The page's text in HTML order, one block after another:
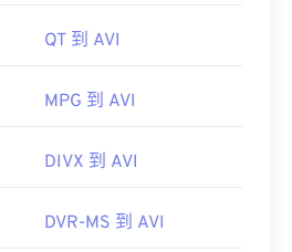
html/rfc2361
QT 到 AVI
MPG 到 AVI
DIVX 到 AVI
DVR-MS 到 AVI